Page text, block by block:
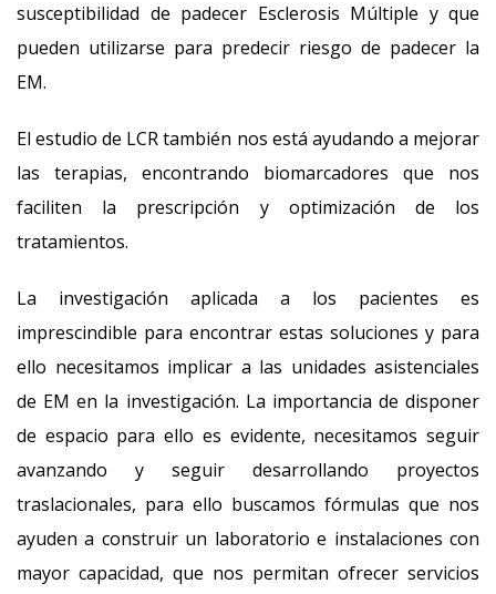
susceptibilidad de padecer Esclerosis Múltiple y que
pueden utilizarse para predecir riesgo de padecer la
EM.
El estudio de LCR también nos está ayudando a mejorar
las terapias, encontrando biomarcadores que nos
faciliten la prescripción y optimización de los
tratamientos.
La investigación aplicada a los pacientes es
imprescindible para encontrar estas soluciones y para
ello necesitamos implicar a las unidades asistenciales
de EM en la investigación. La importancia de disponer
de espacio para ello es evidente, necesitamos seguir
avanzando y seguir desarrollando proyectos
traslacionales, para ello buscamos fórmulas que nos
ayuden a construir un laboratorio e instalaciones con
mayor capacidad, que nos permitan ofrecer servicios